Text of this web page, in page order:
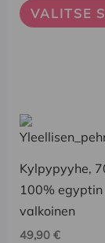
VALITSE
tehdä
valinnat
Kylpypyyhe,
100%
valkoinen
49,90 €